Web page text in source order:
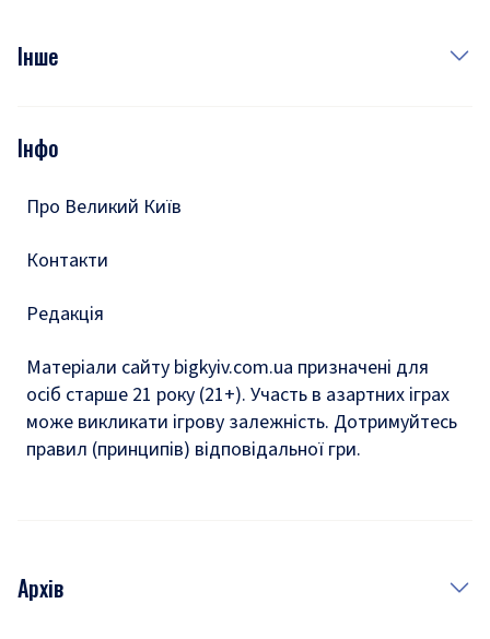
Фото
Подкасти
Інше
Тести
Інфо
Про Великий Київ
Контакти
Редакція
Матеріали сайту bigkyiv.com.ua призначені для
осіб старше 21 року (21+). Участь в азартних іграх
може викликати ігрову залежність. Дотримуйтесь
правил (принципів) відповідальної гри.
Архів